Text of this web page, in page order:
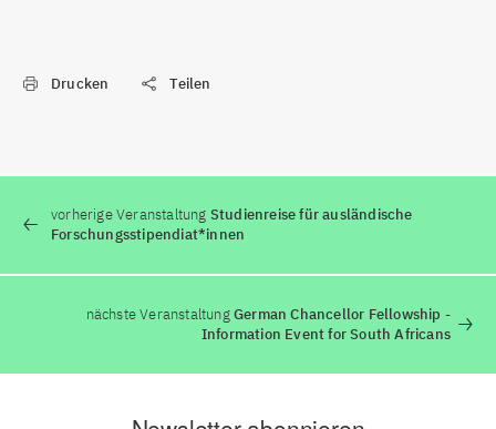
Drucken Teilen
vorherige Veranstaltung Studienreise für ausländische
Forschungsstipendiat*innen
nächste VeranstaltungGerman Chancellor Fellowship -
Information Event for South Africans